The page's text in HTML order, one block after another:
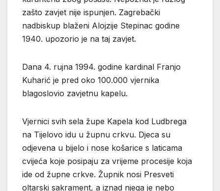
zašto zavjet nije ispunjen. Zagrebački
nadbiskup blaženi Alojzije Stepinac godine
1940. upozorio je na taj zavjet.
Dana 4. rujna 1994. godine kardinal Franjo
Kuharić je pred oko 100.000 vjernika
blagoslovio zavjetnu kapelu.
Vjernici svih sela župe Kapela kod Ludbrega
na Tijelovo idu u župnu crkvu. Djeca su
odjevena u bijelo i nose košarice s laticama
cvijeća koje posipaju za vrijeme procesije koja
ide od župne crkve. Župnik nosi Presveti
oltarski sakrament, a iznad njega je nebo